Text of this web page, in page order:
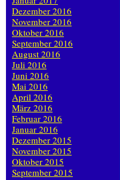
Dezember 2016
November 2016
Oktober 2016
September 2016
August 2016
Juli 2016
Juni 2016
Mai 2016
April 2016
März 2016
Februar 2016
Januar 2016
Dezember 2015
November 2015
Oktober 2015
September 2015